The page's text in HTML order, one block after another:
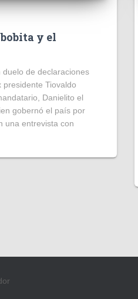
y el
de declaraciones
Tiovaldo
Danielito el
gobernó el país por
una entrevista con